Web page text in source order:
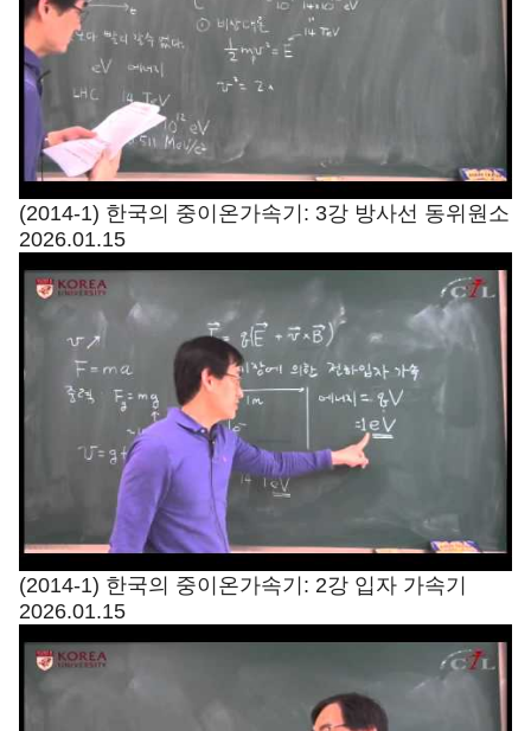
(2014-1) 한국의 중이온가속기: 3강 방사선 동위원소
2026.01.15
(2014-1) 한국의 중이온가속기: 2강 입자 가속기
2026.01.15